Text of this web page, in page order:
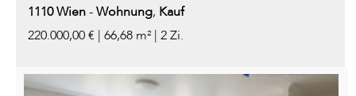
1110Wien-Wohnung, Kauf
220.000,00 € | 66,68 m² | 2 Zi.